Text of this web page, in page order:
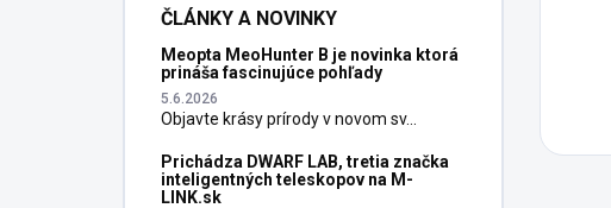
ČLÁNKY A NOVINKY
Meopta MeoHunter B je novinka ktorá
prináša fascinujúce pohľady
5.6.2026
Objavte krásy prírody v novom sv...
Prichádza DWARF LAB, tretia značka
inteligentných teleskopov na M-
LINK.sk